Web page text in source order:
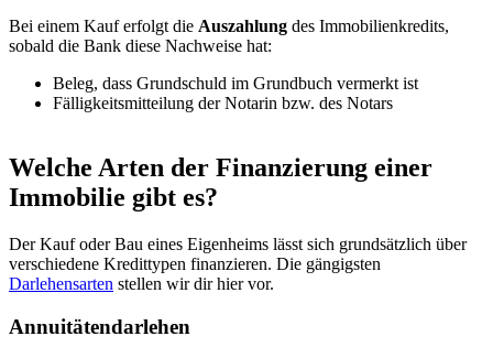
Bei einem Kauf erfolgt die Auszahlung des Immobilienkredits,
sobald die Bank diese Nachweise hat:
Beleg, dass Grundschuld im Grundbuch vermerkt ist
Fälligkeitsmitteilung der Notarin bzw. des Notars
Welche Arten der Finanzierung einer
Immobilie gibt es?
Der Kauf oder Bau eines Eigenheims lässt sich grundsätzlich über
verschiedene Kredittypen finanzieren. Die gängigsten
Darlehensarten stellen wir dir hier vor.
Annuitätendarlehen